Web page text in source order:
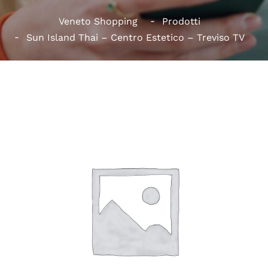
Veneto Shopping
Prodotti
Sun Island Thai – Centro Estetico – Treviso TV